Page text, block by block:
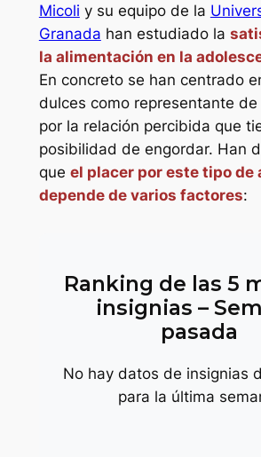
Micoli y su equipo de la
Granada han estudiado la
la alimentación en la
En concreto se han centrado
dulces como representante
por la relación percibida que
posibilidad de engordar. Han
que el placer por este tipo de
depende de varios factores:
Ranking de las 5
insignias –
pasada
No hay datos de insignias
para la última